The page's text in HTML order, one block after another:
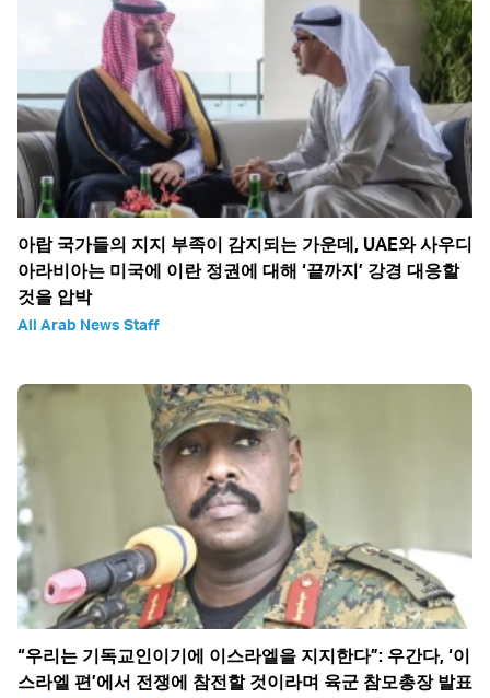
아랍 국가들의 지지 부족이 감지되는 가운데, UAE와 사우디
아라비아는 미국에 이란 정권에 대해 ‘끝까지’ 강경 대응할
것을 압박
All Arab News Staff
“우리는 기독교인이기에 이스라엘을 지지한다”: 우간다, ‘이
스라엘 편’에서 전쟁에 참전할 것이라며 육군 참모총장 발표